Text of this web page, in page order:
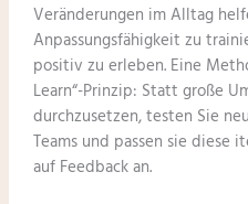
Veränderungen im Alltag
Anpassungsfähigkeit zu
positiv zu erleben. Eine
Learn“-Prinzip: Statt große
durchzusetzen, testen Sie
Teams und passen sie diese
auf Feedback an.